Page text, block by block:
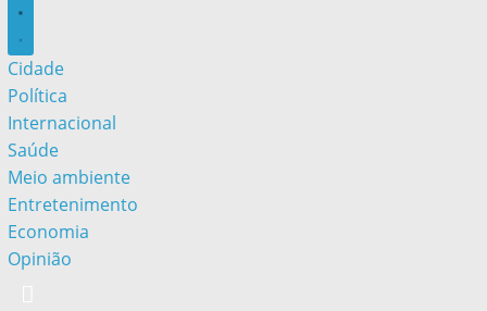
Cidade
Política
Internacional
Saúde
Meio ambiente
Entretenimento
Economia
Opinião